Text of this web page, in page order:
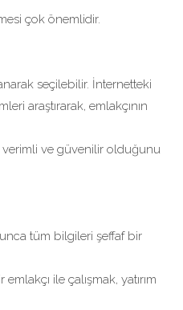
çok önemlidir.
seçilebilir. İnternetteki
araştırarak, emlakçının
verimli ve güvenilir olduğunu
tüm bilgileri şeffaf bir
ile çalışmak, yatırım